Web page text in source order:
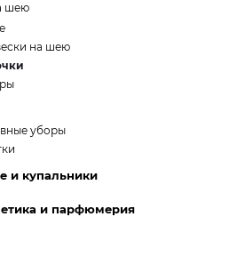
шею
на шею
уборы
и купальники
и парфюмерия